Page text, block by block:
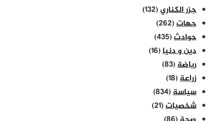
جزر الكناري(132)
جهات(262)
حوادث(435)
دين و دنيا(16)
رياضة(83)
زراعة(18)
سياسة(834)
شخصيات(21)